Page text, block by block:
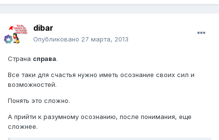
dibar
Опубликовано 27 марта, 2013
Страна справа.
Все таки для счастья нужно иметь осознание своих сил и
возможностей.
Понять это сложно.
А прийти к разумному осознанию, после понимания, еще
сложнее.